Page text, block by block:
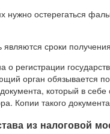
нужно остерегаться
являются сроки
о регистрации
орган обязывается
который в
Копии такого
из налоговой